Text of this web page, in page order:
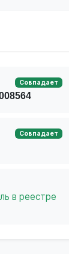
Совпадает
Совпадает
в реестре